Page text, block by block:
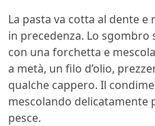
La pasta va cotta al dente
in precedenza. Lo
con una forchetta e
a metà, un filo d’olio,
qualche cappero. Il
mescolando
pesce.